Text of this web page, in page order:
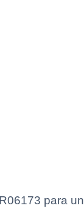
para un